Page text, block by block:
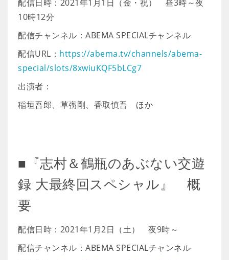
配信日時：2021年1月1日（金・祝） 昼3時～夜
10時12分
配信チャンネル：ABEMA SPECIALチャンネル
配信URL： https://abema.tv/channels/abema-
special/slots/8xwiuKQF5bLCg7
出演者：
稲垣吾郎、草彅剛、香取慎吾 ほか
■『志村＆鶴瓶のあぶない交遊
録 大最終回スペシャル』 概
要
配信日時：2021年1月2日（土） 夜9時～
配信チャンネル：ABEMA SPECIALチャンネル